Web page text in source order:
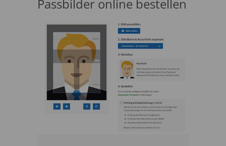
Passbilder online bestellen